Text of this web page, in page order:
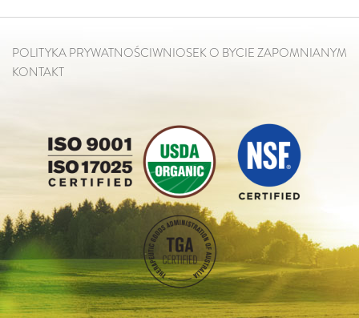
POLITYKA PRYWATNOŚCIWNIOSEK O BYCIE ZAPOMNIANYM
KONTAKT